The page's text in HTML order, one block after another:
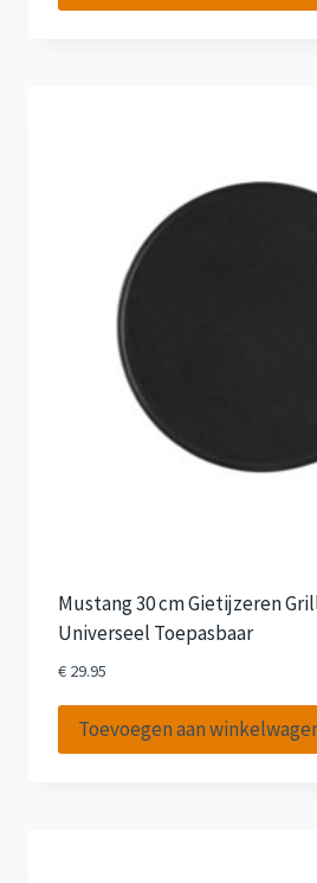
Mustang 30 cm Gietijzeren
Universeel Toepasbaar
€29.95
Toevoegen aan